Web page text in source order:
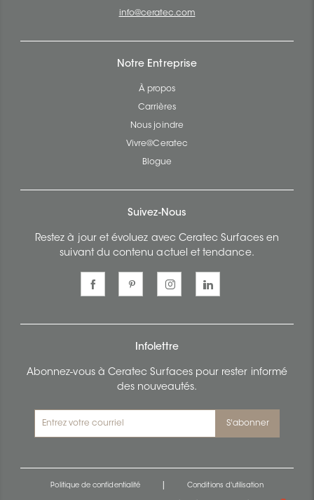
info@ceratec.com
Notre Entreprise
À propos
Carrières
Nous joindre
Vivre@Ceratec
Blogue
Suivez-Nous
Restez à jour et évoluez avec Ceratec Surfaces en
suivant du contenu actuel et tendance.
Infolettre
Abonnez-vous à Ceratec Surfaces pour rester informé
des nouveautés.
S'abonner
Politique de confidentialité Conditions d'utilisation